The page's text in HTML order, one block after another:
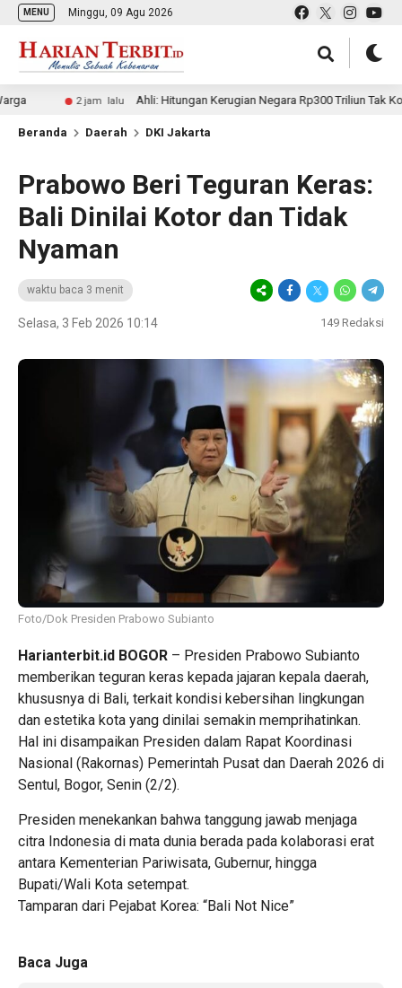
MENU Minggu, 09 Agu 2026
2 jam lalu Ahli: Hitungan Kerugian Negara Rp300 Triliun Tak Kompeten,
Beranda Daerah DKI Jakarta
Prabowo Beri Teguran Keras:
Bali Dinilai Kotor dan Tidak
Nyaman
waktu baca 3 menit
Selasa, 3 Feb 2026 10:14 149 Redaksi
Foto/Dok Presiden Prabowo Subianto
Harianterbit.id BOGOR – Presiden Prabowo Subianto
memberikan teguran keras kepada jajaran kepala daerah,
khususnya di Bali, terkait kondisi kebersihan lingkungan
dan estetika kota yang dinilai semakin memprihatinkan.
Hal ini disampaikan Presiden dalam Rapat Koordinasi
Nasional (Rakornas) Pemerintah Pusat dan Daerah 2026 di
Sentul, Bogor, Senin (2/2).
​Presiden menekankan bahwa tanggung jawab menjaga
citra Indonesia di mata dunia berada pada kolaborasi erat
antara Kementerian Pariwisata, Gubernur, hingga
Bupati/Wali Kota setempat.
​Tamparan dari Pejabat Korea: “Bali Not Nice”
Baca Juga